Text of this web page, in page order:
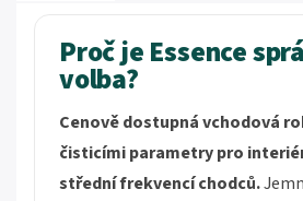
Proč je Essence
volba?
Cenově dostupná vchodová
čisticími parametry pro
střední frekvencí chodců.